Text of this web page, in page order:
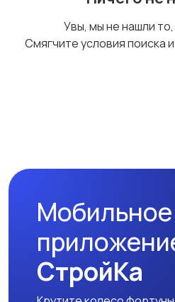
Увы, мы не нашли
Смягчите условия поиска
Мобильное
СтройКа